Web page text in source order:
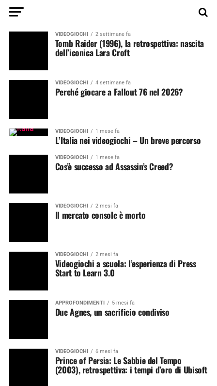
VIDEOGIOCHI 2 settimane fa
Tomb Raider (1996), la retrospettiva: nascita
dell’iconica Lara Croft
VIDEOGIOCHI 4 settimane fa
Perché giocare a Fallout 76 nel 2026?
VIDEOGIOCHI 1 mese fa
L’Italia nei videogiochi – Un breve percorso
VIDEOGIOCHI 1 mese fa
Cos’è successo ad Assassin’s Creed?
VIDEOGIOCHI 2 mesi fa
Il mercato console è morto
VIDEOGIOCHI 2 mesi fa
Videogiochi a scuola: l’esperienza di Press
Start to Learn 3.0
APPROFONDIMENTI 5 mesi fa
Due Agnes, un sacrificio condiviso
VIDEOGIOCHI 6 mesi fa
Prince of Persia: Le Sabbie del Tempo
(2003), retrospettiva: i tempi d’oro di Ubisoft